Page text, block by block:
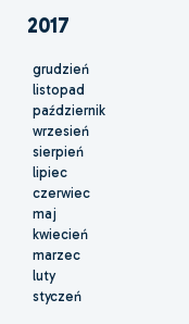
2017
grudzień
listopad
październik
wrzesień
sierpień
lipiec
czerwiec
maj
kwiecień
marzec
luty
styczeń